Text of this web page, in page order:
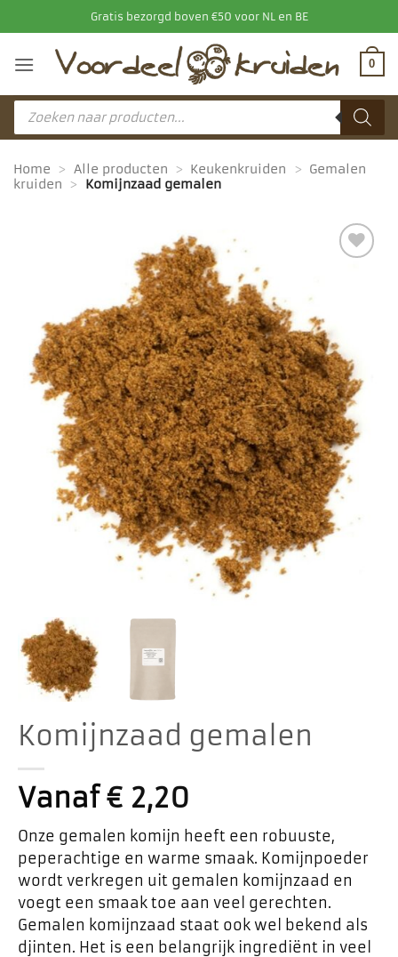
naar
inhoud
Gratis bezorgd boven €50 voor NL en BE
0
Producten
zoeken
Home > Alle producten > Keukenkruiden > Gemalen
kruiden
> Komijnzaad gemalen
Komijnzaad gemalen
Vanaf€2,20
Onze gemalen komijn heeft een robuuste,
peperachtige en warme smaak. Komijnpoeder
wordt verkregen uit gemalen komijnzaad en
voegt een smaak toe aan veel gerechten.
Gemalen komijnzaad staat ook wel bekend als
djinten. Het is een belangrijk ingrediënt in veel